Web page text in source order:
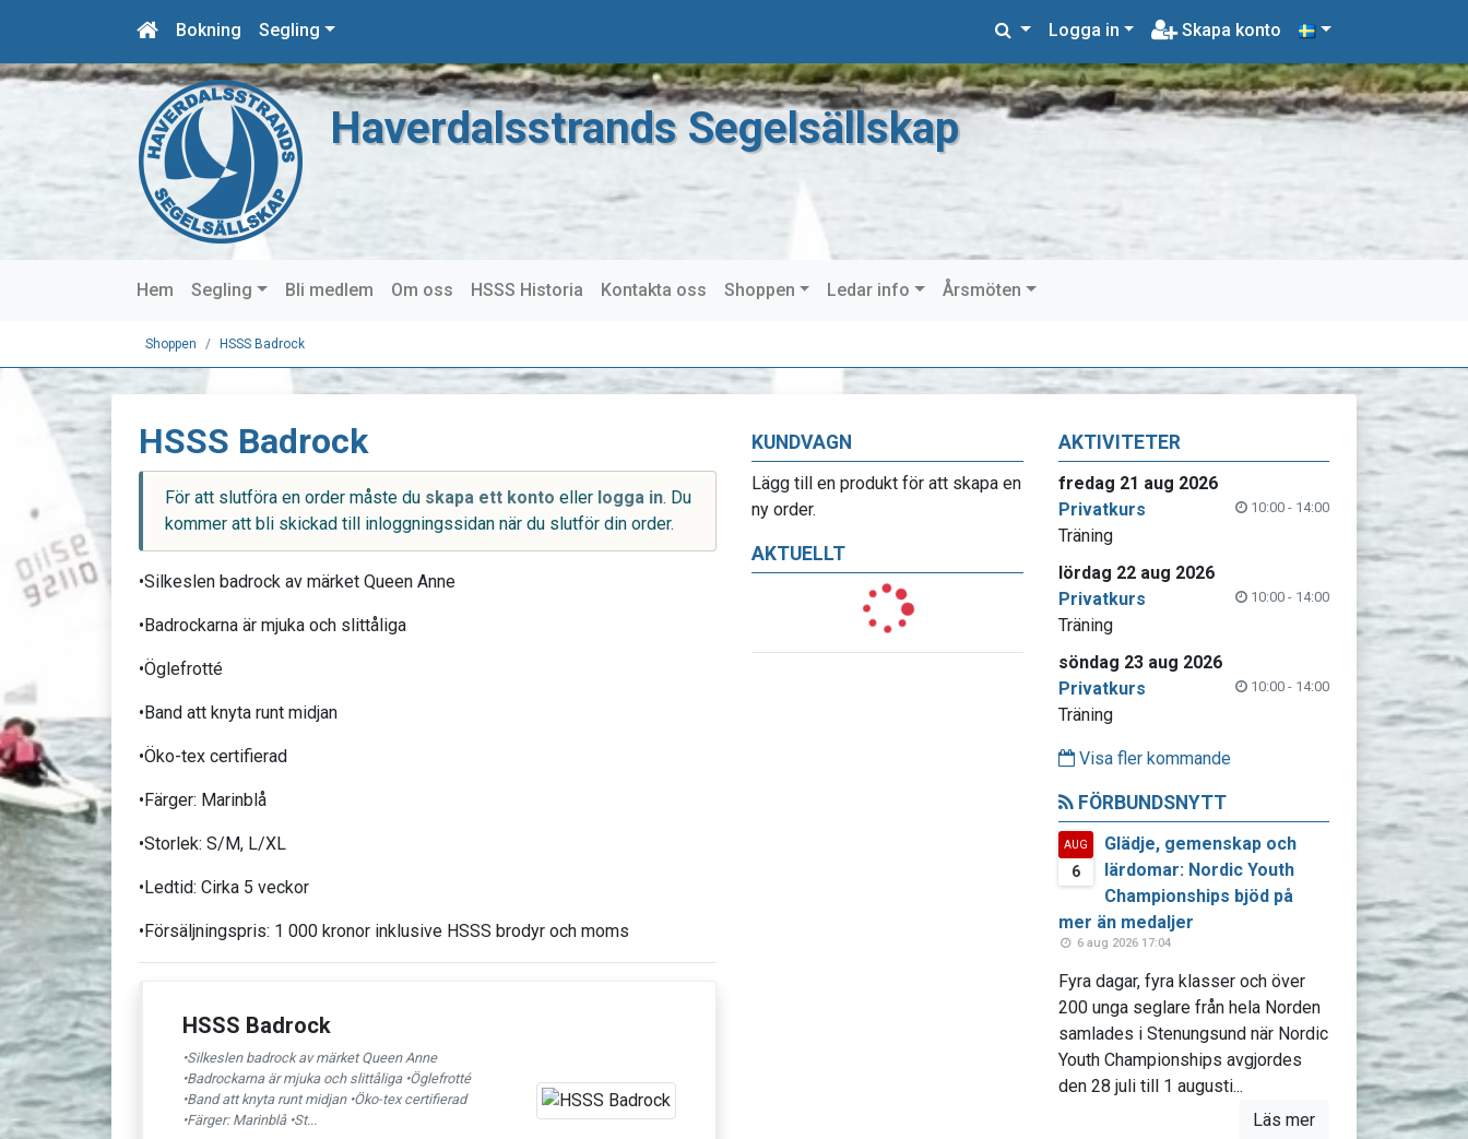
Bokning Segling Logga in Skapa konto
Haverdalsstrands Segelsällskap
Hem Segling Bli medlem Om oss HSSS Historia Kontakta oss Shoppen Ledar info Årsmöten
Shoppen HSSS Badrock
KUNDVAGN
Lägg till en produkt för att skapa en
ny order.
AKTUELLT
HSSS Badrock
För att slutföra en order måste du skapa ett konto eller logga in. Du
kommer att bli skickad till inloggningssidan när du slutför din order.
•Silkeslen badrock av märket Queen Anne
•Badrockarna är mjuka och slittåliga
•Öglefrotté
•Band att knyta runt midjan
•Öko-tex certifierad
•Färger: Marinblå
•Storlek: S/M, L/XL
•Ledtid: Cirka 5 veckor
•Försäljningspris: 1 000 kronor inklusive HSSS brodyr och moms
HSSS Badrock
•Silkeslen badrock av märket Queen Anne
•Badrockarna är mjuka och slittåliga •Öglefrotté
•Band att knyta runt midjan •Öko-tex certifierad
•Färger: Marinblå •St...
AKTIVITETER
fredag 21 aug 2026
Privatkurs
10:00 - 14:00
Träning
lördag 22 aug 2026
Privatkurs
10:00 - 14:00
Träning
söndag 23 aug 2026
Privatkurs
10:00 - 14:00
Träning
Visa fler kommande
FÖRBUNDSNYTT
AUG
6
Glädje, gemenskap och
lärdomar: Nordic Youth
Championships bjöd på
mer än medaljer
6 aug 2026 17:04
Fyra dagar, fyra klasser och över
200 unga seglare från hela Norden
samlades i Stenungsund när Nordic
Youth Championships avgjordes
den 28 juli till 1 augusti...
Läs mer